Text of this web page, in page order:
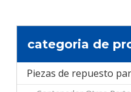
categoria de